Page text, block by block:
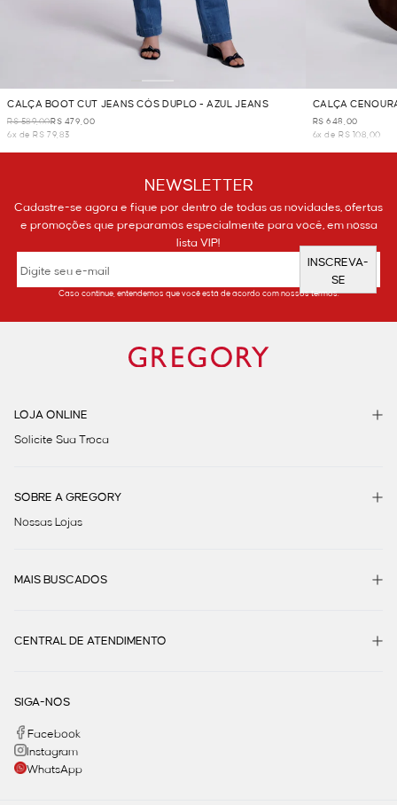
CALÇA BOOT CUT JEANS CÓS DUPLO - AZUL JEANS
R$ 589,00R$ 479,00
6x de R$ 79,83
CALÇA
R$ 648,00
6x de R$ 108,00
NEWSLETTER
Cadastre-se agora e fique por dentro de todas as novidades, ofertas
e promoções que preparamos especialmente para você, em nossa
lista VIP!
INSCREVA-
SE
Caso continue, entendemos que você está de acordo com nossos termos.
LOJA ONLINE
Solicite Sua Troca
SOBRE A GREGORY
Nossas Lojas
MAIS BUSCADOS
CENTRAL DE ATENDIMENTO
SIGA-NOS
Facebook
Instagram
WhatsApp